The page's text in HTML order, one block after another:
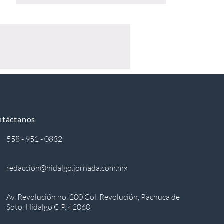
558 - 951 - 0832
redaccion@hidalgo.jornada.com.mx
Av. Revolución no. 200 Col. Revolución, Pachuca de
Soto, Hidalgo C.P. 42060